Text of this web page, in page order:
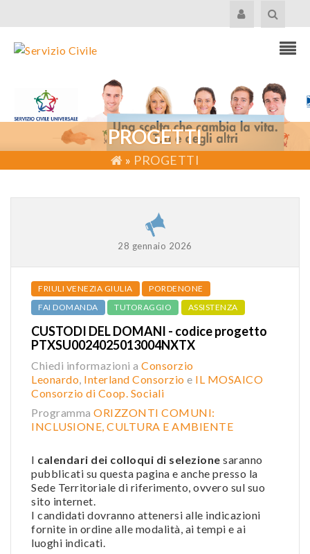
PROGETTI
» PROGETTI
28 gennaio 2026
FRIULI VENEZIA GIULIA
PORDENONE
FAI DOMANDA
TUTORAGGIO ASSISTENZA
CUSTODI DEL DOMANI - codice progetto
PTXSU0024025013004NXTX
Chiedi informazioni a Consorzio
Leonardo, Interland Consorzio e IL MOSAICO
Consorzio di Coop. Sociali
Programma ORIZZONTI COMUNI:
INCLUSIONE, CULTURA E AMBIENTE
I calendari dei colloqui di selezione saranno
pubblicati su questa pagina e anche presso la
Sede Territoriale di riferimento, ovvero sul suo
sito internet.
I candidati dovranno attenersi alle indicazioni
fornite in ordine alle modalità, ai tempi e ai
luoghi indicati.